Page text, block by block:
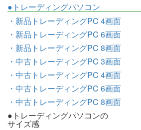
●トレーディングパソコン
・新品トレーディングPC 4画面
・新品トレーディングPC 6画面
・新品トレーディングPC 8画面
・中古トレーディングPC 3画面
・中古トレーディングPC 4画面
・中古トレーディングPC 6画面
・中古トレーディングPC 8画面
●トレーディングパソコンの
サイズ感